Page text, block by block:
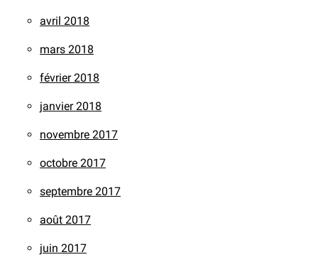
avril 2018
mars 2018
février 2018
janvier 2018
novembre 2017
octobre 2017
septembre 2017
août 2017
juin 2017